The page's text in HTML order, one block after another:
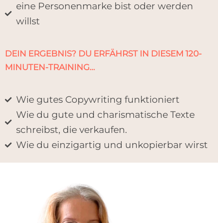
eine Personenmarke bist oder werden
willst
DEIN ERGEBNIS? DU ERFÄHRST IN DIESEM 120-
MINUTEN-TRAINING…
Wie gutes Copywriting funktioniert
Wie du gute und charismatische Texte
schreibst, die verkaufen.
Wie du einzigartig und unkopierbar wirst